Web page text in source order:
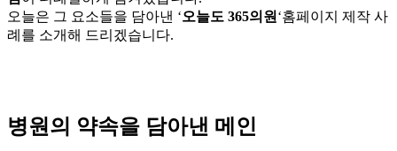
오늘은 그 요소들을 담아낸 ‘오늘도 365의원 ‘홈페이지 제작 사
례를 소개해 드리겠습니다.
병원의 약속을 담아낸 메인